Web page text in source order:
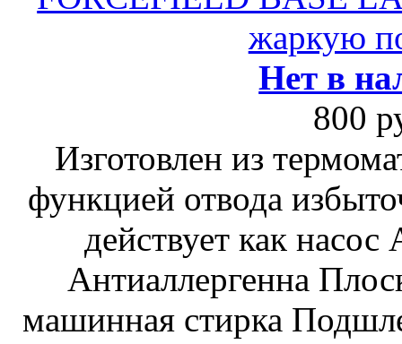
жаркую
Нет в
800
Изготовлен из
функцией отвода
действует как
Антиаллергенна
машинная стирка